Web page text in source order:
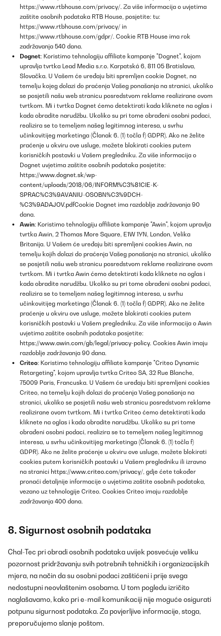
https://www.rtbhouse.com/privacy/. Za više informacija o uvjetima
zaštite osobnih podataka RTB House, posjetite: tu:
https://www.rtbhouse.com/privacy/ in
https://www.rtbhouse.com/gdpr/. Cookie RTB House ima rok
zadržavanja 540 dana.
Dognet: Koristimo tehnologiju affiliate kampanje "Dognet", kojom
upravlja tvrtka Lead Media s.r.o. Karpatská 6, 811 05 Bratislava,
Slovačka. U Vašem će uređaju biti spremljen cookie Dognet, na
temelju kojeg dolazi do praćenja Vašeg ponašanja na stranici, ukoliko
se posjetili našu web stranicu posredstvom reklame realizirane ovom
tvrtkom. Mi i tvrtka Dognet ćemo detektirati kada kliknete na oglas i
kada obradite narudžbu. Ukoliko su pri tome obrađeni osobni podaci,
realizira se to temeljem našeg legitimnog interesa, u svrhu
učinkovitijeg marketinga (Članak 6. (1) točla f) GDPR). Ako ne želite
praćenje u okviru ove usluge, možete blokirati cookies putem
korisničkih postavki u Vašem pregledniku. Za više informacija o
Dognet uvjetima zaštite osobnih podataka posjetite:
https://www.dognet.sk/wp-
content/uploads/2018/06/INFORM%C3%81CIE-K-
SPRAC%C3%9AVANIU-OSOBN%C3%9DCH-
%C3%9ADAJOV.pdfCookie Dognet ima razdoblje zadržavanja 90
dana.
Awin: Koristimo tehnologiju affiliate kampanje "Awin", kojom upravlja
tvrtka Awin, 2 Thomas More Square, E1W 1YN, London, Velika
Britanija. U Vašem će uređaju biti spremljeni cookies Awin, na
temelju kojih dolazi do praćenja Vašeg ponašanja na stranici, ukoliko
se posjetili našu web stranicu posredstvom reklame realizirane ovom
tvrtkom. Mi i tvrtka Awin ćemo detektirati kada kliknete na oglas i
kada obradite narudžbu. Ukoliko su pri tome obrađeni osobni podaci,
realizira se to temeljem našeg legitimnog interesa, u svrhu
učinkovitijeg marketinga (Članak 6. (1) točla f) GDPR). Ako ne želite
praćenje u okviru ove usluge, možete blokirati cookies putem
korisničkih postavki u Vašem pregledniku. Za više informacija o Awin
uvjetima zaštite osobnih podataka posjetite:
https://www.awin.com/gb/legal/privacy-policy. Cookies Awin imaju
razdoblje zadržavanja 90 dana.
Criteo: Koristimo tehnologiju affiliate kampanje "Criteo Dynamic
Retargeting", kojom upravlja tvrtka Criteo SA, 32 Rue Blanche,
75009 Paris, Francuska. U Vašem će uređaju biti spremljeni cookies
Criteo, na temelju kojih dolazi do praćenja Vašeg ponašanja na
stranici, ukoliko se posjetili našu web stranicu posredstvom reklame
realizirane ovom tvrtkom. Mi i tvrtka Criteo ćemo detektirati kada
kliknete na oglas i kada obradite narudžbu. Ukoliko su pri tome
obrađeni osobni podaci, realizira se to temeljem našeg legitimnog
interesa, u svrhu učinkovitijeg marketinga (Članak 6. (1) točla f)
GDPR). Ako ne želite praćenje u okviru ove usluge, možete blokirati
cookies putem korisničkih postavki u Vašem pregledniku ili izravno
na stranici https://www.criteo.com/privacy/, gdje ćete također
pronaći detaljnije informacije o uvjetima zaštite osobnih podataka,
vezano uz tehnologije Criteo. Cookies Criteo imaju razdoblje
zadržavanja 400 dana.
8. Sigurnost osobnih podataka
Chal-Tec pri obradi osobnih podataka uvijek posvećuje veliku
pozornost pridržavanju svih potrebnih tehničkih i organizacijskih
mjera, na način da su osobni podaci zaštićeni i prije svega
nedostupni neovlaštenim osobama. U tom pogledu izričito
naglašavamo, kako pri e-mail komunikaciji nije moguće osigurati
potpunu sigurnost podataka. Za povjerljive informacije, stoga,
preporučujemo slanje poštom.